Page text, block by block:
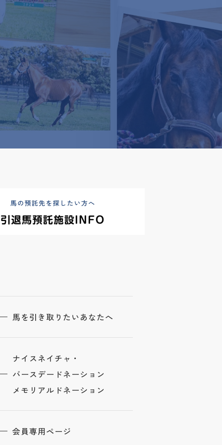
馬を引き取りたいあなたへ
ナイスネイチャ・
バースデードネーション
メモリアルドネーション
会員専用ページ